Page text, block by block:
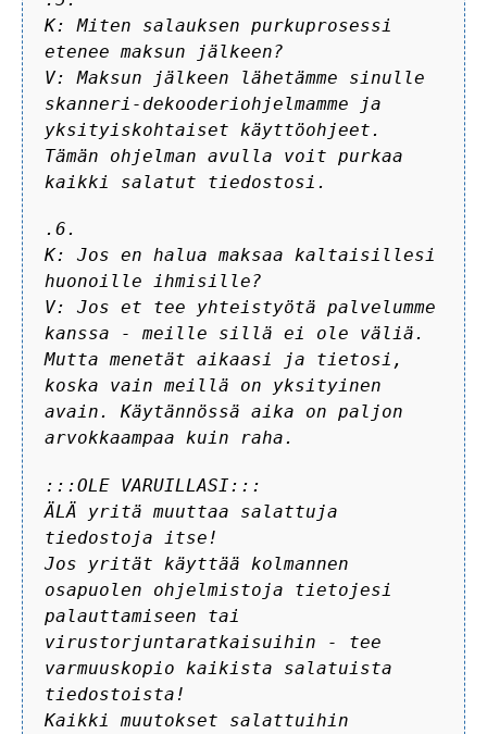
K: Miten salauksen purkuprosessi
etenee maksun jälkeen?
V: Maksun jälkeen lähetämme sinulle
skanneri-dekooderiohjelmamme ja
yksityiskohtaiset käyttöohjeet.
Tämän ohjelman avulla voit purkaa
kaikki salatut tiedostosi.
.6.
K: Jos en halua maksaa kaltaisillesi
huonoille ihmisille?
V: Jos et tee yhteistyötä palvelumme
kanssa - meille sillä ei ole väliä.
Mutta menetät aikaasi ja tietosi,
koska vain meillä on yksityinen
avain. Käytännössä aika on paljon
arvokkaampaa kuin raha.
:::OLE VARUILLASI:::
ÄLÄ yritä muuttaa salattuja
tiedostoja itse!
Jos yrität käyttää kolmannen
osapuolen ohjelmistoja tietojesi
palauttamiseen tai
virustorjuntaratkaisuihin - tee
varmuuskopio kaikista salatuista
tiedostoista!
Kaikki muutokset salattuihin